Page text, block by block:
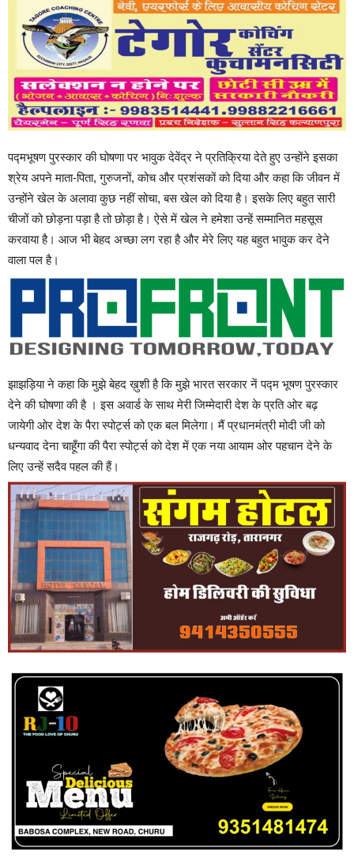
पद्मभूषण पुरस्कार की घोषणा पर भावुक देवेंद्र ने प्रतिक्रिया देते हुए उन्होंने इसका
श्रेय अपने माता-पिता, गुरुजनों, कोच और प्रशंसकों को दिया और कहा कि जीवन में
उन्होंने खेल के अलावा कुछ नहीं सोचा, बस खेल को दिया है। इसके लिए बहुत सारी
चीजों को छोड़ना पड़ा है तो छोड़ा है। ऐसे में खेल ने हमेशा उन्हें सम्मानित महसूस
करवाया है। आज भी बेहद अच्छा लग रहा है और मेरे लिए यह बहुत भावुक कर देने
वाला पल है।
झाझड़िया ने कहा कि मुझे बेहद ख़ुशी है कि मुझे भारत सरकार नें पद्म भूषण पुरस्कार
देने की घोषणा की है । इस अवार्ड के साथ मेरी जिम्मेदारी देश के प्रति ओर बढ़
जायेगी ओर देश के पैरा स्पोर्ट्स को एक बल मिलेगा। मैं प्रधानमंत्री मोदी जी को
धन्यवाद देना चाहूँगा की पैरा स्पोर्ट्स को देश में एक नया आयाम ओर पहचान देने के
लिए उन्हें सदैव पहल की हैं।